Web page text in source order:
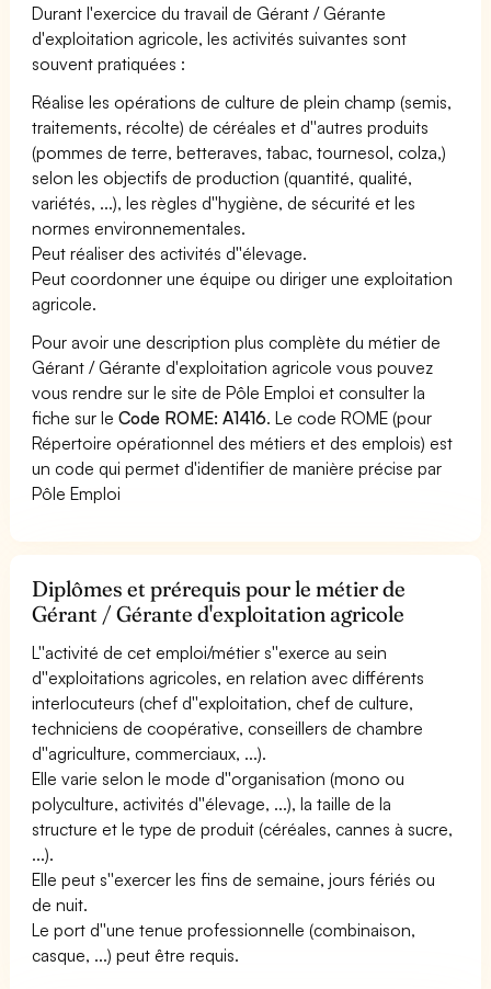
Durant l'exercice du travail de Gérant / Gérante
d'exploitation agricole, les activités suivantes sont
souvent pratiquées :
Réalise les opérations de culture de plein champ (semis,
traitements, récolte) de céréales et d''autres produits
(pommes de terre, betteraves, tabac, tournesol, colza,)
selon les objectifs de production (quantité, qualité,
variétés, ...), les règles d''hygiène, de sécurité et les
normes environnementales.
Peut réaliser des activités d''élevage.
Peut coordonner une équipe ou diriger une exploitation
agricole.
Pour avoir une description plus complète du métier de
Gérant / Gérante d'exploitation agricole vous pouvez
vous rendre sur le site de Pôle Emploi et consulter la
fiche sur leCode ROME: A1416. Le code ROME (pour
Répertoire opérationnel des métiers et des emplois) est
un code qui permet d'identifier de manière précise par
Pôle Emploi
Diplômes et prérequis pour le métier de
Gérant / Gérante d'exploitation agricole
L''activité de cet emploi/métier s''exerce au sein
d''exploitations agricoles, en relation avec différents
interlocuteurs (chef d''exploitation, chef de culture,
techniciens de coopérative, conseillers de chambre
d''agriculture, commerciaux, ...).
Elle varie selon le mode d''organisation (mono ou
polyculture, activités d''élevage, ...), la taille de la
structure et le type de produit (céréales, cannes à sucre,
...).
Elle peut s''exercer les fins de semaine, jours fériés ou
de nuit.
Le port d''une tenue professionnelle (combinaison,
casque, ...) peut être requis.